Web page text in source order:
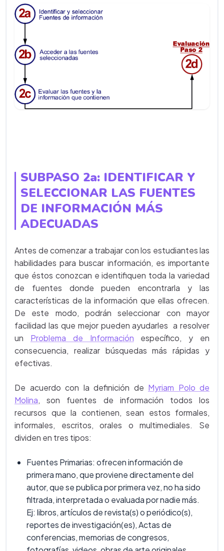
SUBPASO 2a: IDENTIFICAR Y
SELECCIONAR LAS FUENTES
DE INFORMACIÓN MÁS
ADECUADAS
Antes de comenzar a trabajar con los estudiantes las
habilidades para buscar información, es importante
que éstos conozcan e identifiquen toda la variedad
de fuentes donde pueden encontrarla y las
características de la información que ellas ofrecen.
De este modo, podrán seleccionar con mayor
facilidad las que mejor pueden ayudarles a resolver
un Problema de Información específico, y en
consecuencia, realizar búsquedas más rápidas y
efectivas.
De acuerdo con la definición de Myriam Polo de
Molina, son fuentes de información todos los
recursos que la contienen, sean estos formales,
informales, escritos, orales o multimediales. Se
dividen en tres tipos:
Fuentes Primarias: ofrecen información de
primera mano, que proviene directamente del
autor, que se publica por primera vez, no ha sido
filtrada, interpretada o evaluada por nadie más.
Ej: libros, artículos de revista(s) o periódico(s),
reportes de investigación(es), Actas de
conferencias, memorias de congresos,